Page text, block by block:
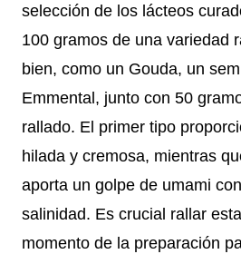
selección de los lácteos
100 gramos de una variedad
bien, como un Gouda, un
Emmental, junto con 50
rallado. El primer tipo
hilada y cremosa, mientras
aporta un golpe de umami
salinidad. Es crucial rallar
momento de la preparación